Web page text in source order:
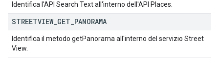
Identifica l'API Search Text all'interno dell'API Places.
STREETVIEW_ GET PANORAMA
Identifica il metodo getPanorama all'interno del servizio Street
View.